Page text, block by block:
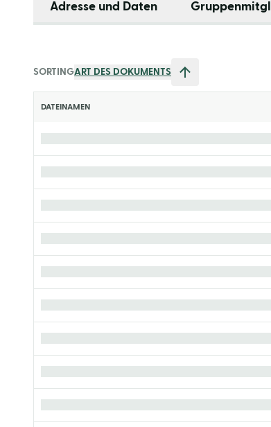
Adresse und Daten
SORTINGART DES DOKUMENTS
DATEINAMEN